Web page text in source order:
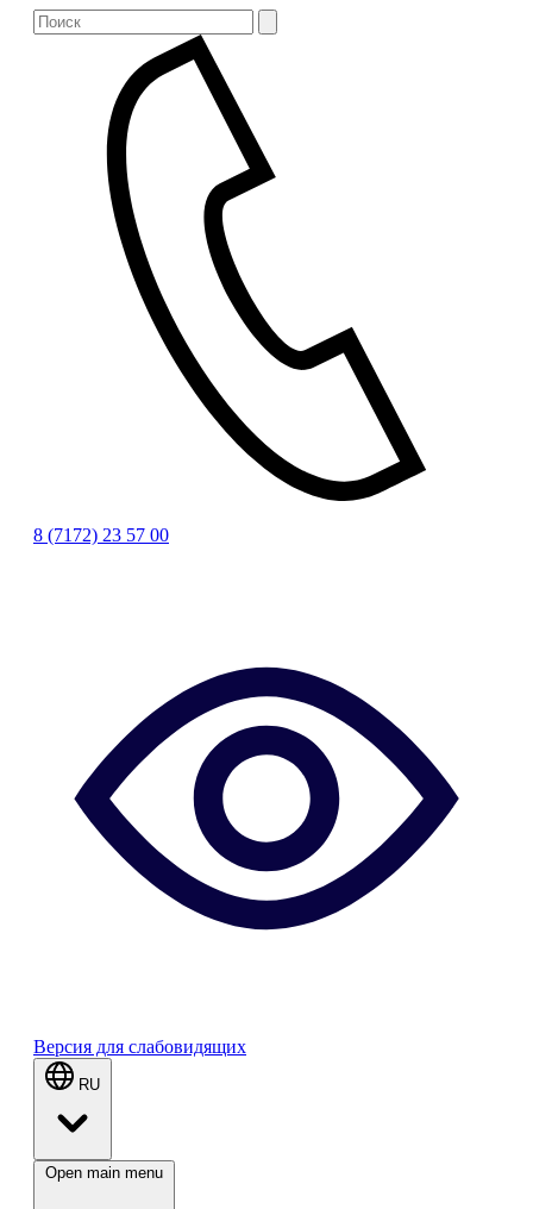
8 (7172) 23 57 00
Версия для слабовидящих
RU
Open main menu